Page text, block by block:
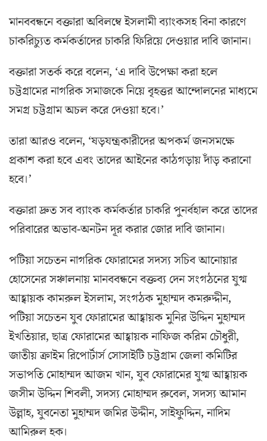
মানববন্ধনে বক্তারা অবিলম্বে ইসলামী ব্যাংকসহ বিনা কারণে
চাকরিচ্যুত কর্মকর্তাদের চাকরি ফিরিয়ে দেওয়ার দাবি জানান।
বক্তারা সতর্ক করে বলেন, ‘এ দাবি উপেক্ষা করা হলে
চট্টগ্রামের নাগরিক সমাজকে নিয়ে বৃহত্তর আন্দোলনের মাধ্যমে
সমগ্র চট্টগ্রাম অচল করে দেওয়া হবে।’
তারা আরও বলেন, ‘ষড়যন্ত্রকারীদের অপকর্ম জনসমক্ষে
প্রকাশ করা হবে এবং তাদের আইনের কাঠগড়ায় দাঁড় করানো
হবে।’
বক্তারা দ্রুত সব ব্যাংক কর্মকর্তার চাকরি পুনর্বহাল করে তাদের
পরিবারের অভাব-অনটন দূর করার জোর দাবি জানান।
পটিয়া সচেতন নাগরিক ফোরামের সদস্য সচিব আনোয়ার
হোসেনের সঞ্চালনায় মানববন্ধনে বক্তব্য দেন সংগঠনের যুগ্ম
আহ্বায়ক কামরুল ইসলাম, সংগঠক মুহাম্মদ কমরুদ্দীন,
পটিয়া সচেতন যুব ফোরামের আহ্বায়ক মুনির উদ্দিন মুহাম্মদ
ইখতিয়ার, ছাত্র ফোরামের আহ্বায়ক নাফিজ করিম চৌধুরী,
জাতীয় ক্রাইম রিপোর্টার্স সোসাইটি চট্টগ্রাম জেলা কমিটির
সভাপতি মোহাম্মদ আজম খান, যুব ফোরামের যুগ্ম আহ্বায়ক
জসীম উদ্দিন শিবলী, সদস্য মোহাম্মদ রুবেল, সদস্য আমান
উল্লাহ, যুবনেতা মুহাম্মদ জমির উদ্দীন, সাইফুদ্দিন, নাদিম
আমিরুল হক।